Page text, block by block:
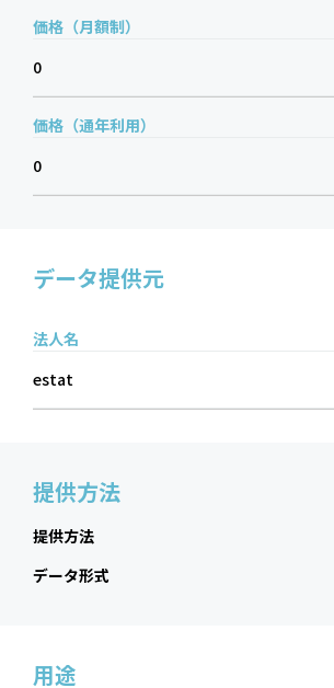
価格（月額制）
0
価格（通年利用）
0
データ提供元
法人名
estat
提供方法
提供方法
データ形式
用途